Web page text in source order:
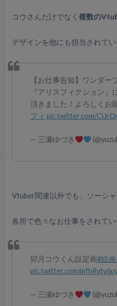
コウさんだけでなく 複数の
デザインを他にも担当されてい
【お仕事告知】ワンダー
『アリスフィクション』
頂きました！よろしくお
フィ pic.twitter.com/
— 三瀬ゆづき
Vtuber関連以外でも、ソーシ
各所で色々なお仕事をされてい
卯月コウくん設定画#絵
pic.twitter.com/
— 三瀬ゆづき